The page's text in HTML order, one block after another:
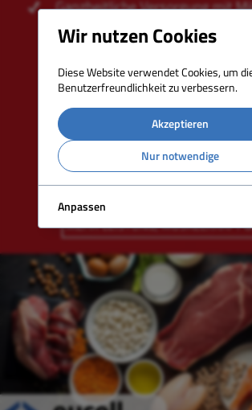
Wir nutzen Cookies
Diese Website verwendet Cookies, um
Benutzerfreundlichkeit zu verbessern.
Akzeptieren
Nur notwendige
Anpassen